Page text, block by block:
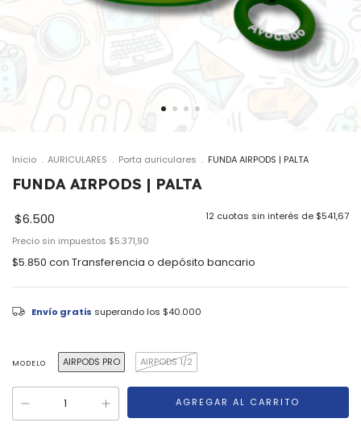
Inicio . AURICULARES . Porta auriculares . FUNDA AIRPODS | PALTA
FUNDA AIRPODS | PALTA
$6.500 12 cuotas sin interés de $541,67
Precio sin impuestos $5.371,90
$5.850 con Transferencia o depósito bancario
Envío gratis superando los $40.000
MODELO AIRPODS PRO AIRPODS 1/2